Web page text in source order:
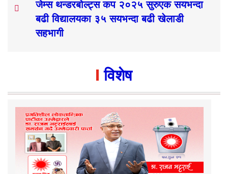
जेम्स थन्डरबोल्ट्स कप २०२५ सुरुएक सयभन्दा
बढी विद्यालयका ३५ सयभन्दा बढी खेलाडी
सहभागी
विशेष